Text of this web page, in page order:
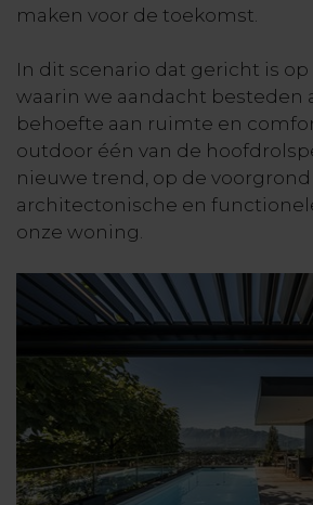
maken voor de toekomst.
In dit scenario dat gericht is
waarin we aandacht besteden
behoefte aan ruimte en
outdoor één van de
nieuwe trend, op de
architectonische en
onze woning.